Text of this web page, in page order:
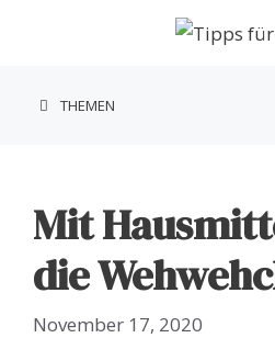
THEMEN
Mit
die
November 17, 2020